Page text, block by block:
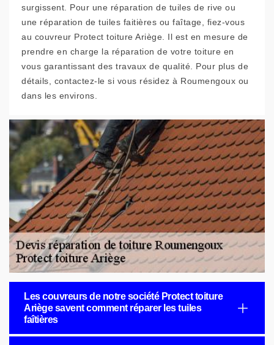
surgissent. Pour une réparation de tuiles de rive ou
une réparation de tuiles faitières ou faîtage, fiez-vous
au couvreur Protect toiture Ariège. Il est en mesure de
prendre en charge la réparation de votre toiture en
vous garantissant des travaux de qualité. Pour plus de
détails, contactez-le si vous résidez à Roumengoux ou
dans les environs.
Les couvreurs de notre société Protect toiture
Ariège savent comment réparer les tuiles
faîtières